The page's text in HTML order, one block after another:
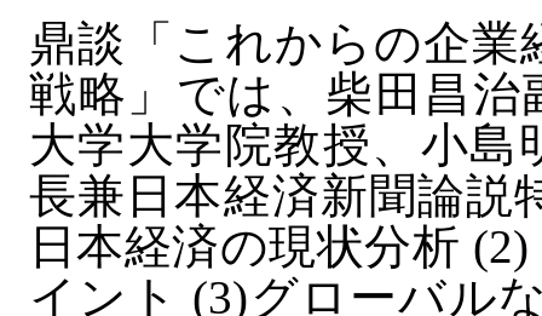
鼎談「これからの企
戦略」では、柴田昌治
大学大学院教授、小
長兼日本経済新聞論説
日本経済の現状分析
イント (3)グローバル